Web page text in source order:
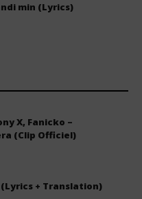
min (Lyrics)
X, Fanicko –
(Clip Officiel)
(Lyrics + Translation)